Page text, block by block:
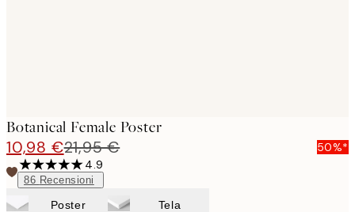
Botanical Female Poster
10,98 €21,95 €
50%*
4.9
86 Recensioni
Poster Tela